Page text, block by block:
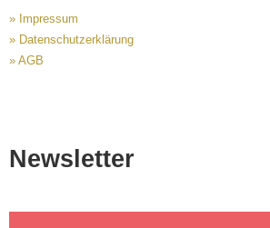
» Impressum
» Datenschutzerklärung
» AGB
Newsletter